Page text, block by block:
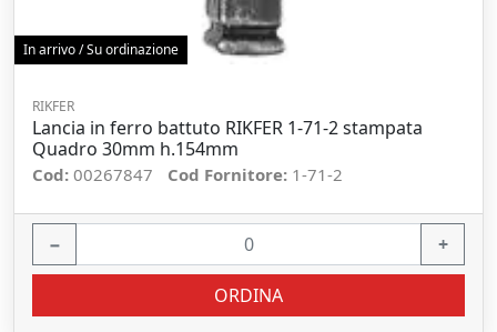
In arrivo / Su ordinazione
RIKFER
Lancia in ferro battuto RIKFER 1-71-2 stampata
Quadro 30mm h.154mm
Cod: 00267847 Cod Fornitore: 1-71-2
− +
ORDINA